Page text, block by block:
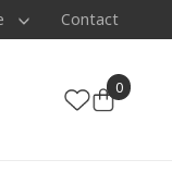
Contact
0